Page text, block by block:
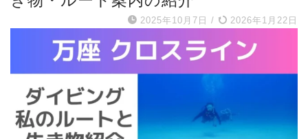
2025年10月7日 / 2026年1月22日